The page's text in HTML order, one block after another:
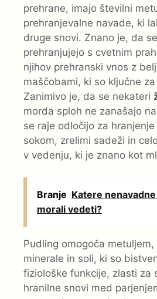
prehrane, imajo številni
prehranjevalne navade, ki
druge snovi. Znano je, da
prehranjujejo s cvetnim
njihov prehranski vnos z
maščobami, ki so ključne
Zanimivo je, da se nekateri
morda sploh ne zanašajo
se raje odločijo za
sokom, zrelimi sadeži in
v vedenju, ki je znano kot
Branje Katere
morali vedeti?
Pudling omogoča
minerale in soli, ki so
fiziološke funkcije, zlasti za
hranilne snovi med